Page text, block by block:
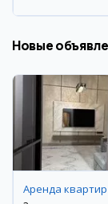
Новые
Аренда квартир